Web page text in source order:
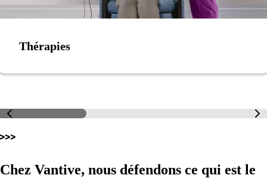
Thérapies
Chez Vantive, nous défendons ce qui est le